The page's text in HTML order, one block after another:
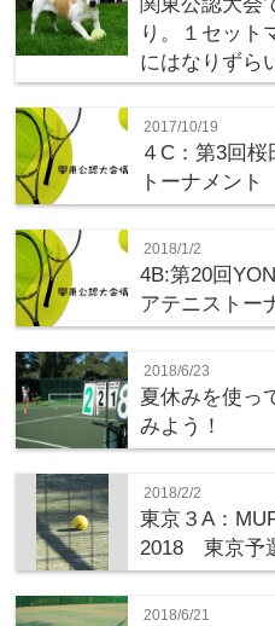
り。１セット
にはなりずら
2017/10/19
４C：第3回
トーナメント
2018/1/2
4B:第20回
アテニストー
2018/6/23
夏休みを使っ
みよう！
2018/2/2
東京３A：
2018 東京予
2018/6/21